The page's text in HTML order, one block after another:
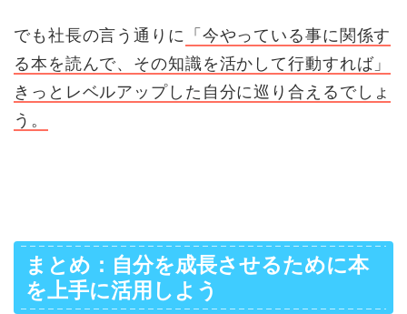
でも社長の言う通りに
「今やっている事に関係す
る本を読んで、その知識を活かして行動すれば」
きっとレベルアップした自分に巡り合えるでしょ
う。
まとめ：自分を成長させるために本
を上手に活用しよう